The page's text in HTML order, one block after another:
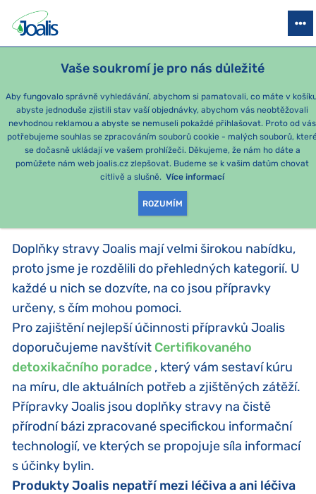
Vaše soukromí je pro nás důležité
Aby fungovalo správně vyhledávání, abychom si pamatovali, co máte v
abyste jednoduše zjistili stav vaší objednávky, abychom vás neobtěžovali
nevhodnou reklamou a abyste se nemuseli pokaždé přihlašovat. Proto od vás
potřebujeme souhlas se zpracováním souborů cookie - malých souborů,
se dočasně ukládají ve vašem prohlížeči. Děkujeme, že nám ho dáte a
pomůžete nám web joalis.cz zlepšovat. Budeme se k vašim datům chovat
citlivě a slušně. Více informací
ROZUMÍM
PRODUKTY PODLE OBTÍŽÍ SEZÓNNÍ BALÍČKY PRO DĚTI
PODLE KATEGORIE
PRODUKTY PODLE
KATEGORIE:
PODLE KATEGORIE
Doplňky stravy Joalis mají velmi širokou nabídku,
proto jsme je rozdělili do přehledných kategorií. U
každé u nich se dozvíte, na co jsou přípravky
určeny, s čím mohou pomoci.
Pro zajištění nejlepší účinnosti přípravků Joalis
doporučujeme navštívit Certifikovaného
detoxikačního poradce , který vám sestaví kúru
na míru, dle aktuálních potřeb a zjištěných zátěží.
Přípravky Joalis jsou doplňky stravy na čistě
přírodní bázi zpracované specifickou informační
technologií, ve kterých se propojuje síla informací
s účinky bylin.
Produkty Joalis nepatří mezi léčiva a ani léčiva